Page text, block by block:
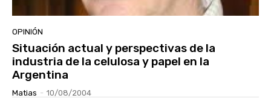
OPINIÓN
Situación actual y perspectivas de la
industria de la celulosa y papel en la
Argentina
Matias - 10/08/2004